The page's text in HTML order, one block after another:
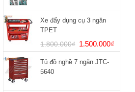
Xe đẩy dụng cụ 3 ngăn
TPET
1.800.000₫ Giá
gốc
là:
1.500.000₫
hiện
Tủ đồ nghề 7 ngăn JTC-
5640